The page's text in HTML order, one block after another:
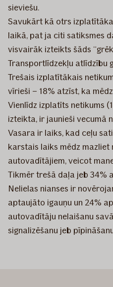
sieviešu.
Savukārt kā otrs
laikā, pat ja citi satiksmes
visvairāk izteikts šāds
Transportlīdzekļu atlīdzību
Trešais izplatītākais
vīrieši – 18% atzīst, ka
Vienlīdz izplatīts netikums
izteikta, ir jaunieši vecumā
Vasara ir laiks, kad ceļu
karstais laiks mēdz
autovadītājiem, veicot
Tikmēr trešā daļa jeb 34%
Nelielas nianses ir
aptaujāto igauņu un 24%
autovadītāju nelaišanu
signalizēšanu jeb